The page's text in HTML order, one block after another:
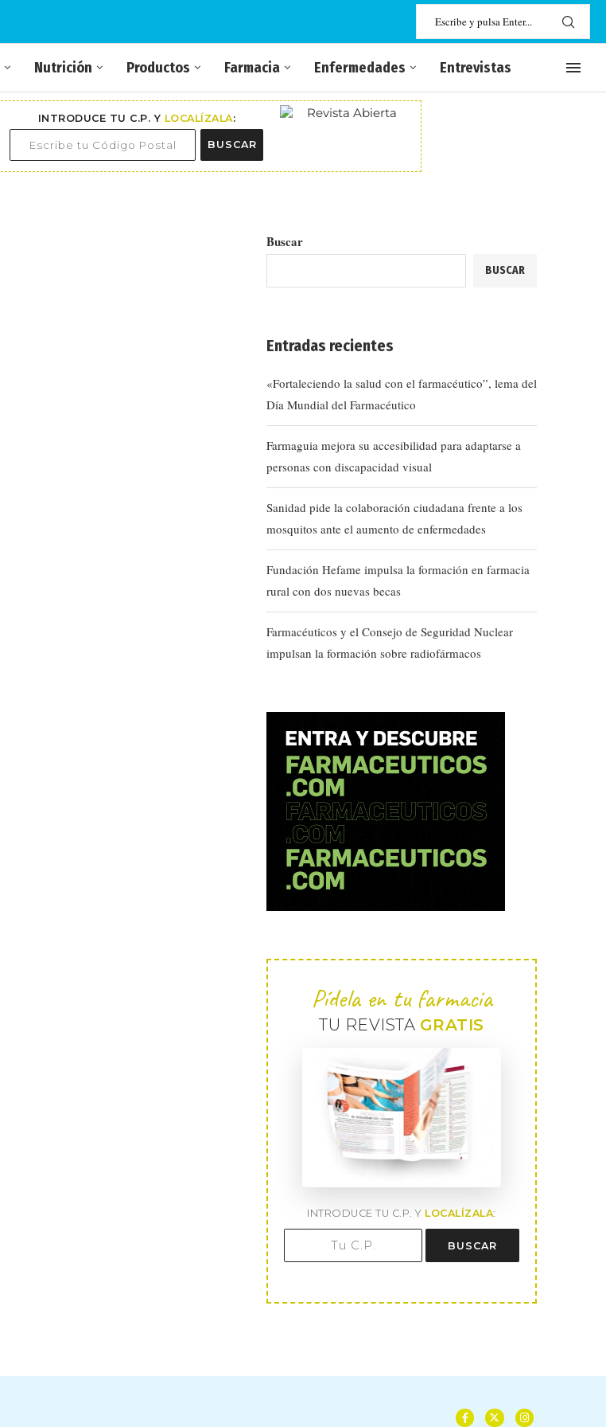
Nutrición Productos Farmacia Enfermedades Entrevistas
INTRODUCE TU C.P. Y LOCALÍZALA:
BUSCAR
Buscar
BUSCAR
Entradas recientes
«Fortaleciendo la salud con el farmacéutico”, lema del
Día Mundial del Farmacéutico
Farmaguia mejora su accesibilidad para adaptarse a
personas con discapacidad visual
Sanidad pide la colaboración ciudadana frente a los
mosquitos ante el aumento de enfermedades
Fundación Hefame impulsa la formación en farmacia
rural con dos nuevas becas
Farmacéuticos y el Consejo de Seguridad Nuclear
impulsan la formación sobre radiofármacos
Pídela en tu farmacia
TU REVISTA GRATIS
INTRODUCE TU C.P. Y LOCALÍZALA:
BUSCAR